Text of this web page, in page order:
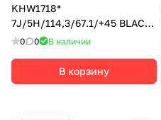
KHW1718*
7J/5H/114,3/67.1/+45 BLACK-
FP0 0 В наличии
В корзину